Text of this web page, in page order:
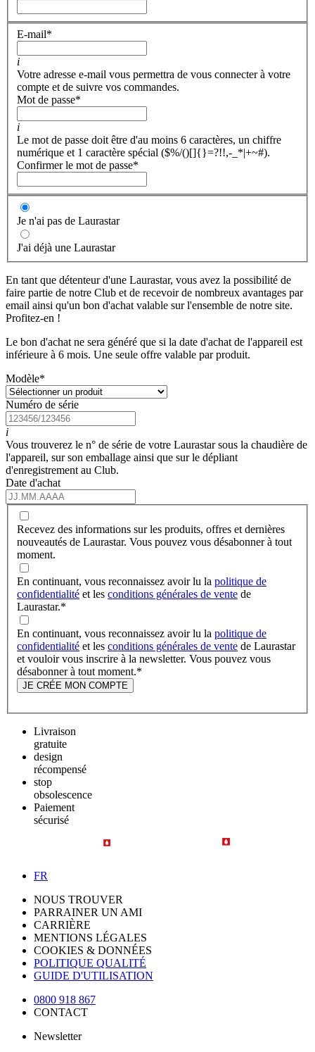
E-mail*
i
Votre adresse e-mail vous permettra de vous connecter à votre
compte et de suivre vos commandes.
Mot de passe*
i
Le mot de passe doit être d'au moins 6 caractères, un chiffre
numérique et 1 caractère spécial ($%/()[]{}=?!!,-_*|+~#).
Confirmer le mot de passe*
Je n'ai pas de Laurastar
J'ai déjà une Laurastar
En tant que détenteur d'une Laurastar, vous avez la possibilité de
faire partie de notre Club et de recevoir de nombreux avantages par
email ainsi qu'un bon d'achat valable sur l'ensemble de notre site.
Profitez-en !
Le bon d'achat ne sera généré que si la date d'achat de l'appareil est
inférieure à 6 mois. Une seule offre valable par produit.
Modèle*
Numéro de série
i
Vous trouverez le n° de série de votre Laurastar sous la chaudière de
l'appareil, sur son emballage ainsi que sur le dépliant
d'enregistrement au Club.
Date d'achat
Recevez des informations sur les produits, offres et dernières
nouveautés de Laurastar. Vous pouvez vous désabonner à tout
moment.
En continuant, vous reconnaissez avoir lu la politique de
confidentialité et les conditions générales de vente de
Laurastar.*
En continuant, vous reconnaissez avoir lu la politique de
confidentialité et les conditions générales de vente de Laurastar
et vouloir vous inscrire à la newsletter. Vous pouvez vous
désabonner à tout moment.*
JE CRÉE MON COMPTE
Livraison
gratuite
design
récompensé
stop
obsolescence
Paiement
sécurisé
FR
NOUS TROUVER
PARRAINER UN AMI
CARRIÈRE
MENTIONS LÉGALES
COOKIES & DONNÉES
POLITIQUE QUALITÉ
GUIDE D'UTILISATION
0800 918 867
CONTACT
Newsletter